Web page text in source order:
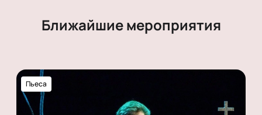
Ближайшие мероприятия
Пьеса